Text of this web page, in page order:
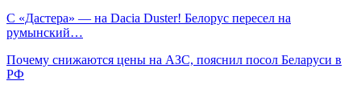
С «Дастера» — на Dacia Duster! Белорус пересел на
румынский…
Почему снижаются цены на АЗС, пояснил посол Беларуси в
РФ